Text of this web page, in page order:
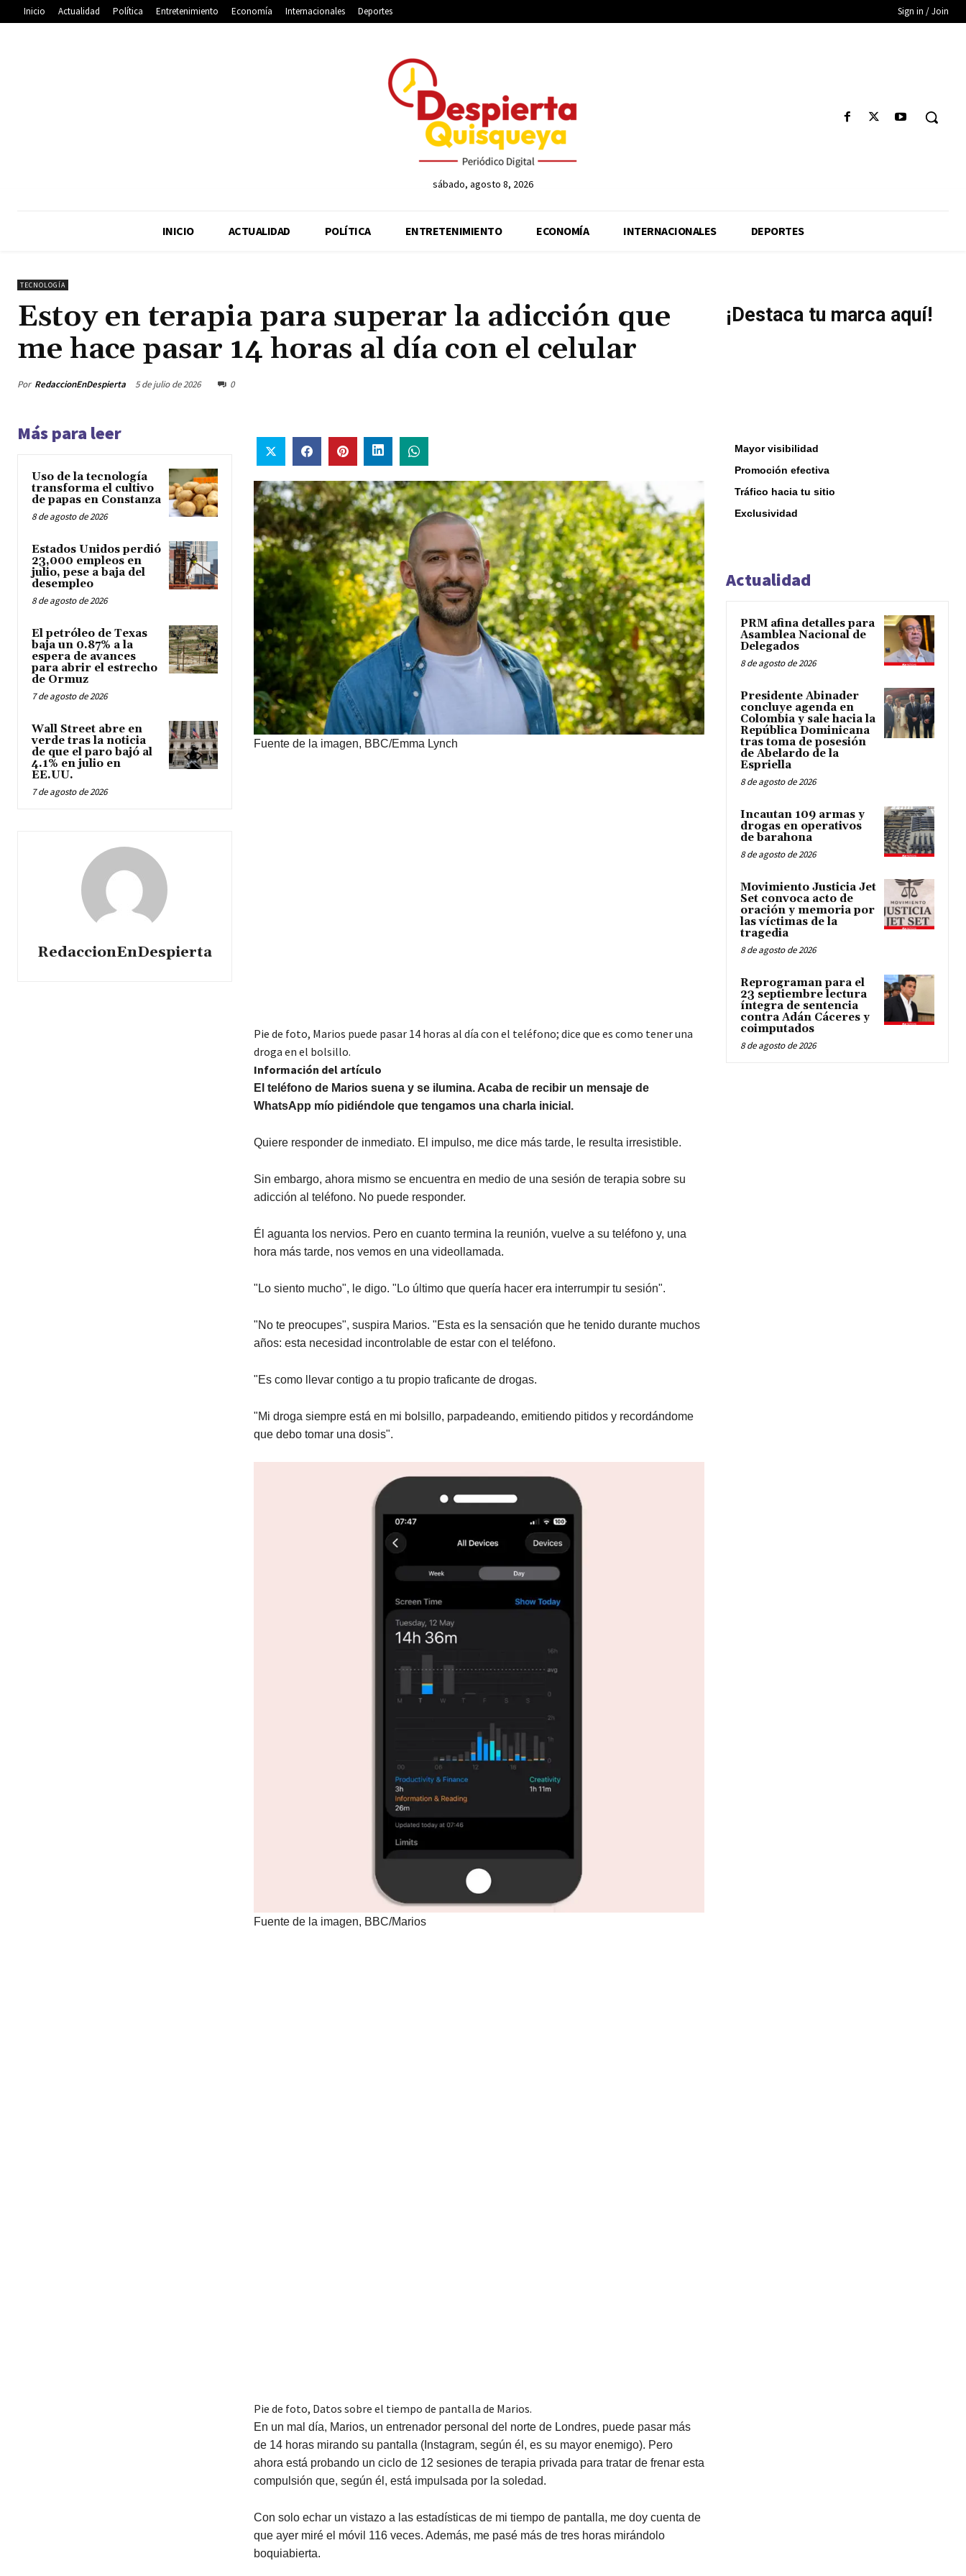
Inicio Actualidad Política Entretenimiento Economía Internacionales Deportes Sign in / Join
sábado, agosto 8, 2026
INICIO ACTUALIDAD POLÍTICA ENTRETENIMIENTO ECONOMÍA INTERNACIONALES DEPORTES
TECNOLOGÍA
Estoy en terapia para superar la adicción que
me hace pasar 14 horas al día con el celular
Por RedaccionEnDespierta 5 de julio de 2026 0
Más para leer
Uso de la tecnología
transforma el cultivo
de papas en Constanza
8 de agosto de 2026
Estados Unidos perdió
23,000 empleos en
julio, pese a baja del
desempleo
8 de agosto de 2026
El petróleo de Texas
baja un 0.87% a la
espera de avances
para abrir el estrecho
de Ormuz
7 de agosto de 2026
Wall Street abre en
verde tras la noticia
de que el paro bajó al
4.1% en julio en
EE.UU.
7 de agosto de 2026
RedaccionEnDespierta
Fuente de la imagen, BBC/Emma Lynch
Pie de foto, Marios puede pasar 14 horas al día con el teléfono; dice que es como tener una
droga en el bolsillo.
Información del artículo
El teléfono de Marios suena y se ilumina. Acaba de recibir un mensaje de
WhatsApp mío pidiéndole que tengamos una charla inicial.
Quiere responder de inmediato. El impulso, me dice más tarde, le resulta irresistible.
Sin embargo, ahora mismo se encuentra en medio de una sesión de terapia sobre su
adicción al teléfono. No puede responder.
Él aguanta los nervios. Pero en cuanto termina la reunión, vuelve a su teléfono y, una
hora más tarde, nos vemos en una videollamada.
"Lo siento mucho", le digo. "Lo último que quería hacer era interrumpir tu sesión".
"No te preocupes", suspira Marios. "Esta es la sensación que he tenido durante muchos
años: esta necesidad incontrolable de estar con el teléfono.
"Es como llevar contigo a tu propio traficante de drogas.
"Mi droga siempre está en mi bolsillo, parpadeando, emitiendo pitidos y recordándome
que debo tomar una dosis".
Fuente de la imagen, BBC/Marios
Pie de foto, Datos sobre el tiempo de pantalla de Marios.
En un mal día, Marios, un entrenador personal del norte de Londres, puede pasar más
de 14 horas mirando su pantalla (Instagram, según él, es su mayor enemigo). Pero
ahora está probando un ciclo de 12 sesiones de terapia privada para tratar de frenar esta
compulsión que, según él, está impulsada por la soledad.
Con solo echar un vistazo a las estadísticas de mi tiempo de pantalla, me doy cuenta de
que ayer miré el móvil 116 veces. Además, me pasé más de tres horas mirándolo
boquiabierta.
¡Destaca tu marca aquí!
Mayor visibilidad
Promoción efectiva
Tráfico hacia tu sitio
Exclusividad
Actualidad
PRM afina detalles para
Asamblea Nacional de
Delegados
8 de agosto de 2026
Presidente Abinader
concluye agenda en
Colombia y sale hacia la
República Dominicana
tras toma de posesión
de Abelardo de la
Espriella
8 de agosto de 2026
Incautan 109 armas y
drogas en operativos
de barahona
8 de agosto de 2026
Movimiento Justicia Jet
Set convoca acto de
oración y memoria por
las víctimas de la
tragedia
8 de agosto de 2026
Reprograman para el
23 septiembre lectura
íntegra de sentencia
contra Adán Cáceres y
coimputados
8 de agosto de 2026